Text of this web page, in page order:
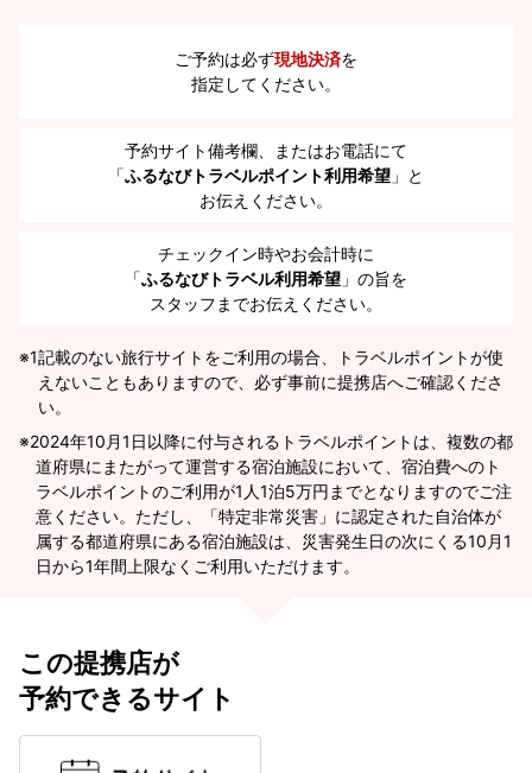
ご予約は必ず現地決済を
指定してください。
予約サイト備考欄、またはお電話にて
「ふるなびトラベルポイント利用希望 」と
お伝えください。
チェックイン時やお会計時に
「ふるなびトラベル利用希望 」の旨を
スタッフまでお伝えください。
※1記載のない旅行サイトをご利用の場合、トラベルポイントが使
えないこともありますので、必ず事前に提携店へご確認くださ
い。
2024年10月1日以降に付与されるトラベルポイントは、複数の都
道府県にまたがって運営する宿泊施設において、宿泊費へのト
ラベルポイントのご利用が1人1泊5万円までとなりますのでご注
意ください。ただし、「特定非常災害」に認定された自治体が
属する都道府県にある宿泊施設は、災害発生日の次にくる10月1
日から1年間上限なくご利用いただけます。
この提携店が
予約できるサイト